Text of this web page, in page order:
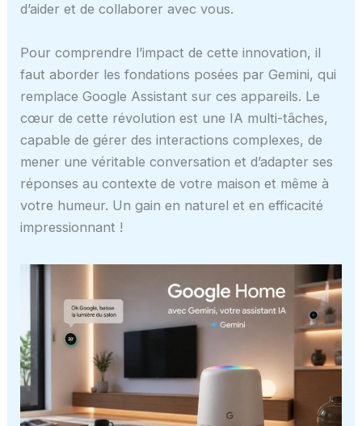
d’aider et de collaborer avec vous.
Pour comprendre l’impact de cette innovation, il
faut aborder les fondations posées par Gemini, qui
remplace Google Assistant sur ces appareils. Le
cœur de cette révolution est une IA multi-tâches,
capable de gérer des interactions complexes, de
mener une véritable conversation et d’adapter ses
réponses au contexte de votre maison et même à
votre humeur. Un gain en naturel et en efficacité
impressionnant !